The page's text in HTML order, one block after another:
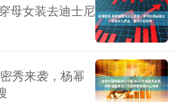
母女装去迪士尼
秀来袭，杨幂